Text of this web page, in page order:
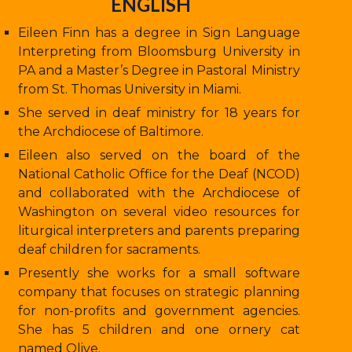
Eileen Finn has a degree in Sign Language
Interpreting from Bloomsburg University in
PA and a Master’s Degree in Pastoral Ministry
from St. Thomas University in Miami.
She served in deaf ministry for 18 years for
the Archdiocese of Baltimore.
Eileen also served on the board of the
National Catholic Office for the Deaf (NCOD)
and collaborated with the Archdiocese of
Washington on several video resources for
liturgical interpreters and parents preparing
deaf children for sacraments.
Presently she works for a small software
company that focuses on strategic planning
for non-profits and government agencies.
She has 5 children and one ornery cat
named Olive.